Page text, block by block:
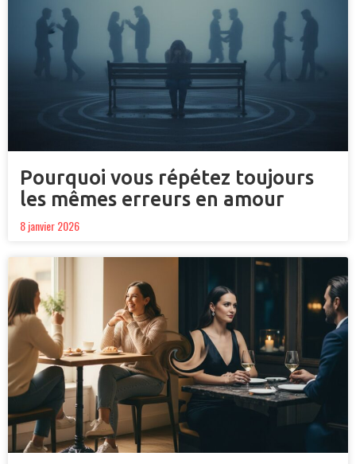
Pourquoi vous répétez toujours
les mêmes erreurs en amour
8 janvier 2026